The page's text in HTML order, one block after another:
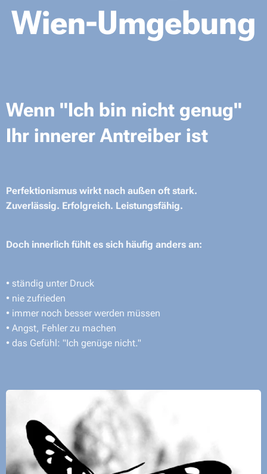
Wien-Umgebung
Wenn "Ich bin nicht genug"
Ihr innerer Antreiber ist
Perfektionismus wirkt nach außen oft stark.
Zuverlässig. Erfolgreich. Leistungsfähig.
Doch innerlich fühlt es sich häufig anders an:
• ständig unter Druck
• nie zufrieden
• immer noch besser werden müssen
• Angst, Fehler zu machen
• das Gefühl: "Ich genüge nicht."